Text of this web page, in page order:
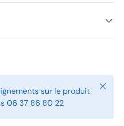
sur le produit
06 37 86 80 22
Fermer